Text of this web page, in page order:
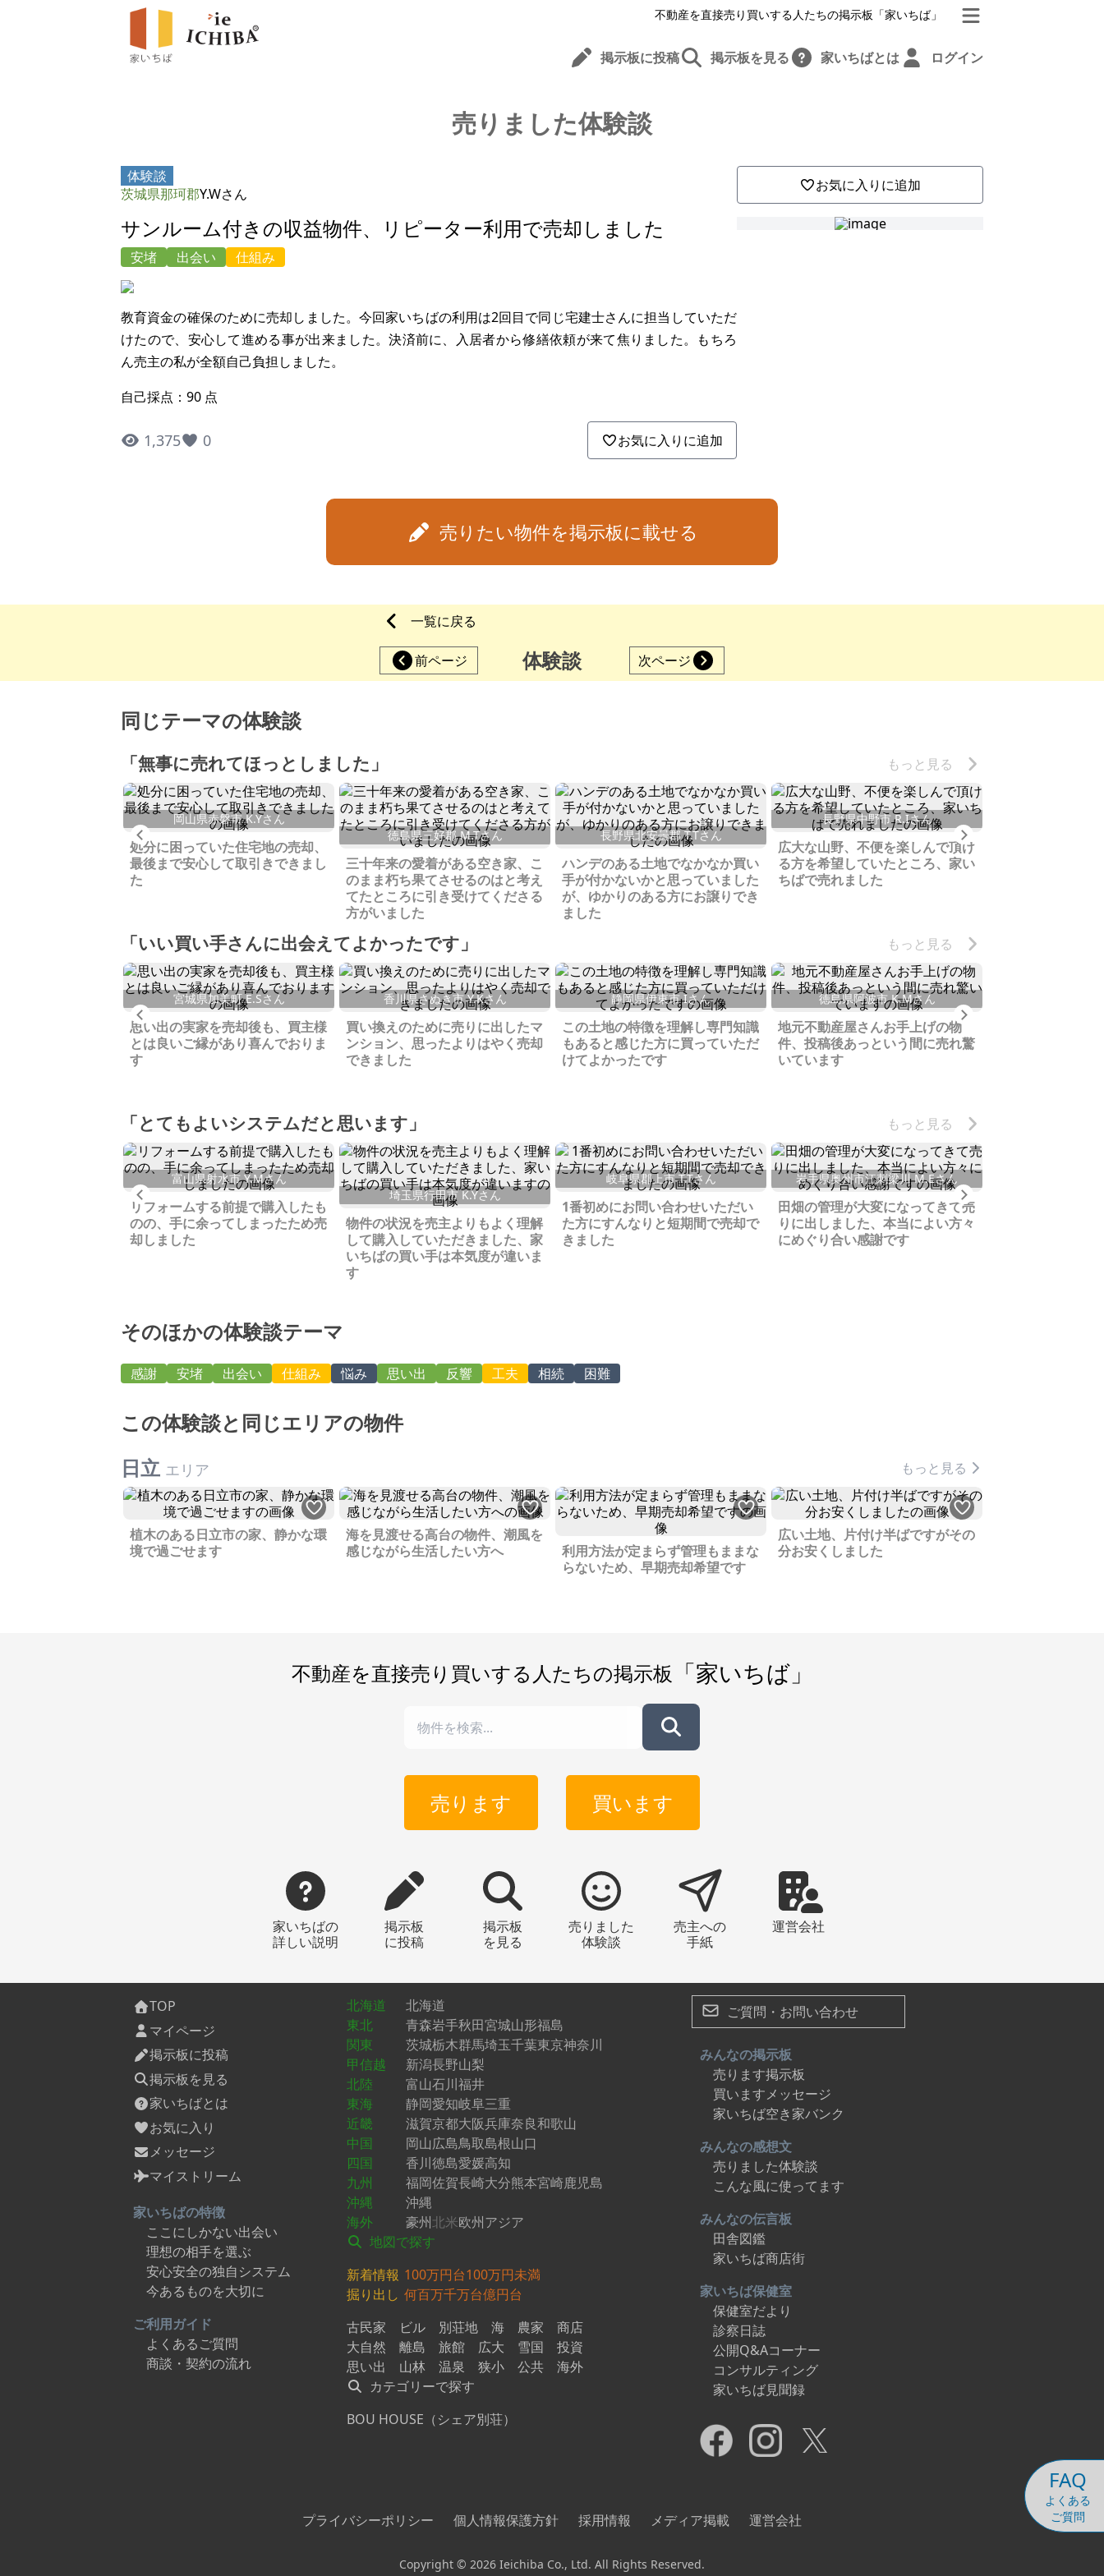
不動産を直接売り買いする人たちの掲示板「家いちば」
掲示板に投稿 掲示板を見る 家いちばとは ログイン
売りました体験談
体験談
茨城県那珂郡Y.Wさん
サンルーム付きの収益物件、リピーター利用で売却しました
安堵 出会い 仕組み
教育資金の確保のために売却しました。今回家いちばの利用は2回目で同じ宅建士さんに担当していただ
けたので、安心して進める事が出来ました。決済前に、入居者から修繕依頼が来て焦りました。もちろ
ん売主の私が全額自己負担しました。
自己採点：90 点
1,375 0 お気に入りに追加
お気に入りに追加
売りたい物件を掲示板に載せる
一覧に戻る
前ページ 体験談 次ページ
同じテーマの体験談
「無事に売れてほっとしました」 もっと見る
岡山県赤磐市 K.Yさん
処分に困っていた住宅地の売却、
最後まで安心して取引きできまし
た
徳島県三好郡 M.Tさん
三十年来の愛着がある空き家、こ
のまま朽ち果てさせるのはと考え
てたところに引き受けてくださる
方がいました
長野県北安曇郡 T.Tさん
ハンデのある土地でなかなか買い
手が付かないかと思っていました
が、ゆかりのある方にお譲りでき
ました
長野県中野市 R.Iさん
広大な山野、不便を楽しんで頂け
る方を希望していたところ、家い
ちばで売れました
「いい買い手さんに出会えてよかったです」 もっと見る
宮城県加美町 E.Sさん
思い出の実家を売却後も、買主様
とは良いご縁があり喜んでおりま
す
香川県さぬき市 Y.Kさん
買い換えのために売りに出したマ
ンション、思ったよりはやく売却
できました
静岡県伊東市 Iさん
この土地の特徴を理解し専門知識
もあると感じた方に買っていただ
けてよかったです
徳島県阿波市 K.Mさん
地元不動産屋さんお手上げの物
件、投稿後あっという間に売れ驚
いています
「とてもよいシステムだと思います」 もっと見る
Previous
富山県射水市 Y.Mさん
リフォームする前提で購入したも
のの、手に余ってしまったため売
却しました
埼玉県行田市 K.Yさん
物件の状況を売主よりもよく理解
して購入していただきました、家
いちばの買い手は本気度が違いま
す
岐阜県郡上市 T.Tさん
1番初めにお問い合わせいただい
た方にすんなりと短期間で売却で
きました
岩手県奥州市江刺梁川 M.Eさん
田畑の管理が大変になってきて売
りに出しました、本当によい方々
にめぐり合い感謝です
そのほかの体験談テーマ
感謝 安堵 出会い 仕組み 悩み 思い出 反響 工夫 相続 困難
この体験談と同じエリアの物件
日立 エリア もっと見る
植木のある日立市の家、静かな環
境で過ごせます
海を見渡せる高台の物件、潮風を
感じながら生活したい方へ
利用方法が定まらず管理もままな
らないため、早期売却希望です
広い土地、片付け半ばですがその
分お安くしました
FAQ
よくある
ご質問
不動産を直接売り買いする人たちの掲示板 「家いちば」
売ります 買います
家いちばの
詳しい説明
掲示板
に投稿
掲示板
を見る
売りました
体験談
売主への
手紙
運営会社
TOP
マイページ
掲示板に投稿
掲示板を見る
家いちばとは
お気に入り
メッセージ
マイストリーム
家いちばの特徴
ここにしかない出会い
理想の相手を選ぶ
安心安全の独自システム
今あるものを大切に
ご利用ガイド
よくあるご質問
商談・契約の流れ
北海道
北海道
東北
青森岩手秋田宮城山形福島
関東
茨城栃木群馬埼玉千葉東京神奈川
甲信越
新潟長野山梨
北陸
富山石川福井
東海
静岡愛知岐阜三重
近畿
滋賀京都大阪兵庫奈良和歌山
中国
岡山広島鳥取島根山口
四国
香川徳島愛媛高知
九州
福岡佐賀長崎大分熊本宮崎鹿児島
沖縄
沖縄
海外
豪州北米欧州アジア
地図で探す
新着情報 100万円台100万円未満
掘り出し 何百万千万台億円台
古民家
ビル 別荘地 海 農家
商店
大自然
離島 旅館 広大 雪国
投資
思い出
山林 温泉 狭小 公共
海外
カテゴリーで探す
BOU HOUSE（シェア別荘）
ご質問・お問い合わせ
みんなの掲示板
売ります掲示板
買いますメッセージ
家いちば空き家バンク
みんなの感想文
売りました体験談
こんな風に使ってます
みんなの伝言板
田舎図鑑
家いちば商店街
家いちば保健室
保健室だより
診察日誌
公開Q&Aコーナー
コンサルティング
家いちば見聞録
プライバシーポリシー 個人情報保護方針 採用情報 メディア掲載 運営会社
Copyright © 2026 Ieichiba Co., Ltd. All Rights Reserved.